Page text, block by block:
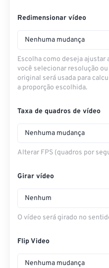
Redimensionar vídeo
Nenhuma mudança
Escolha como deseja ajustar
você selecionar resolução
original será usada para
a proporção escolhida.
Taxa de quadros de vídeo
Nenhuma mudança
Alterar FPS (quadros por
Girar vídeo
Nenhum
O vídeo será girado no
Flip Video
Nenhuma mudança